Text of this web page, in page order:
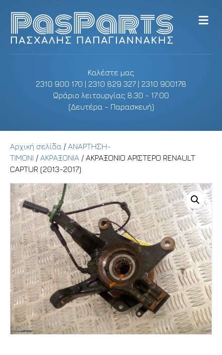
Καλέστε μας
2310 900 170 | 2310 829 327 | 2310 900178
Ωράριο λειτουργίας 8:30 - 17:00
(Δευτέρα - Παρασκευή)
M
e
Αρχική σελίδα / ΑΝΑΡΤΗΣΗ-
ΤΙΜΟΝΙ / ΑΚΡΑΞΟΝΙΑ / ΑΚΡΑΞΟΝΙΟ ΑΡΙΣΤΕΡΟ RENAULT
CAPTUR (2013-2017)